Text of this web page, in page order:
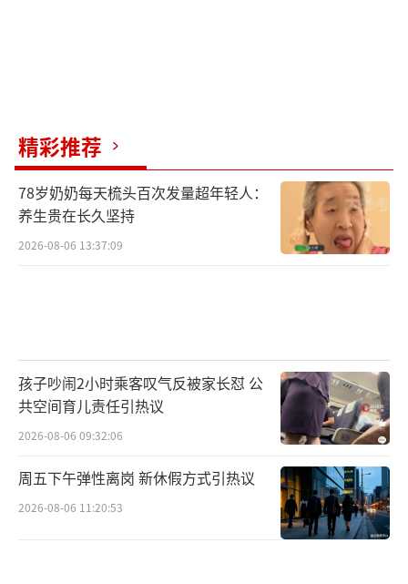
精彩推荐
78岁奶奶每天梳头百次发量超年轻人：
养生贵在长久坚持
2026-08-06 13:37:09
孩子吵闹2小时乘客叹气反被家长怼 公
共空间育儿责任引热议
2026-08-06 09:32:06
周五下午弹性离岗 新休假方式引热议
2026-08-06 11:20:53